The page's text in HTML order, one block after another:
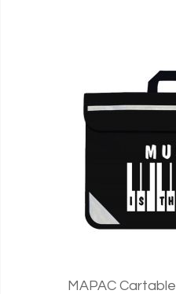
MAPAC